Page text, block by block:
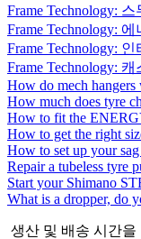
Frame Technology:
Frame Technology:
Frame Technology:
Frame Technology:
How do mech
How much does tyre
How to fit the
How to get the right
How to set up your
Repair a tubeless tyre
Start your Shimano
What is a dropper, do
생산 및 배송 시간을